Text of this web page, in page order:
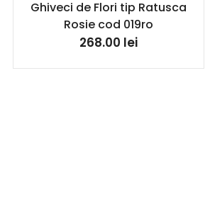
Ghiveci de Flori tip Ratusca
Rosie cod 019ro
268.00 lei